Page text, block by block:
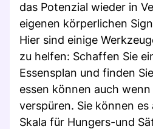
das Potenzial wieder in
eigenen körperlichen
Hier sind einige
zu helfen: Schaffen Sie
Essensplan und finden
essen können auch
verspüren. Sie können
Skala für Hungers-und